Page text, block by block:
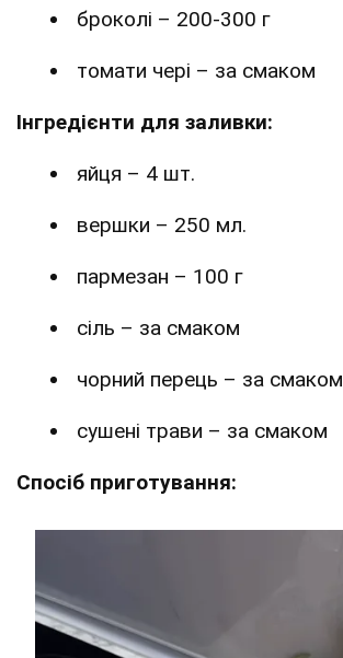
броколі – 200-300 г
томати чері – за смаком
Інгредієнти для заливки:
яйця – 4 шт.
вершки – 250 мл.
пармезан – 100 г
сіль – за смаком
чорний перець – за смаком
сушені трави – за смаком
Спосіб приготування: